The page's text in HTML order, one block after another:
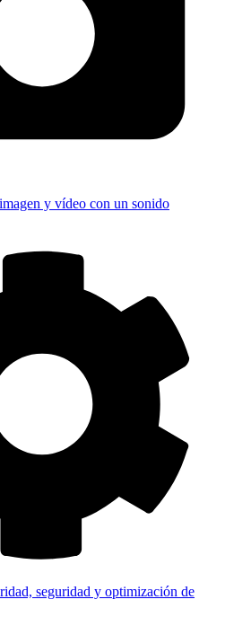
y vídeo con un sonido
seguridad y optimización de